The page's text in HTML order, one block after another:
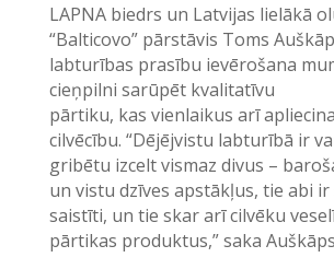
LAPNA biedrs un Latvijas lielākā
“Balticovo” pārstāvis Toms
labturības prasību ievērošana
cieņpilni sarūpēt kvalitatīvu
pārtiku, kas vienlaikus arī
cilvēcību. “Dējējvistu labturībā ir
gribētu izcelt vismaz divus –
un vistu dzīves apstākļus, tie abi
saistīti, un tie skar arī cilvēku
pārtikas produktus,” saka